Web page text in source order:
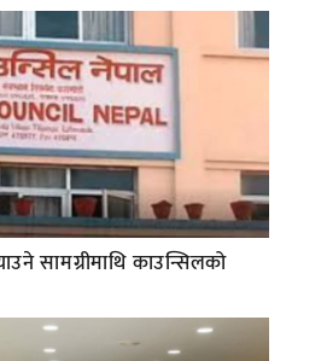
सामग्रीमाथि काउन्सिलको